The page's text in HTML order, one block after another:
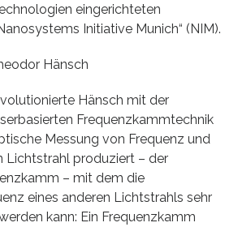
eingerichteten
Initiative Munich“ (NIM).
Hänsch
Hänsch mit der
Frequenzkammtechnik
Messung von Frequenz und
Lichtstrahl produziert – der
– mit dem die
eines anderen Lichtstrahls sehr
kann: Ein Frequenzkamm